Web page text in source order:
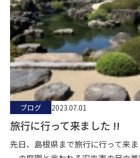
ブログ 2023.07.01
旅行に行って来ました !!
先日、島根県まで旅行に行って来